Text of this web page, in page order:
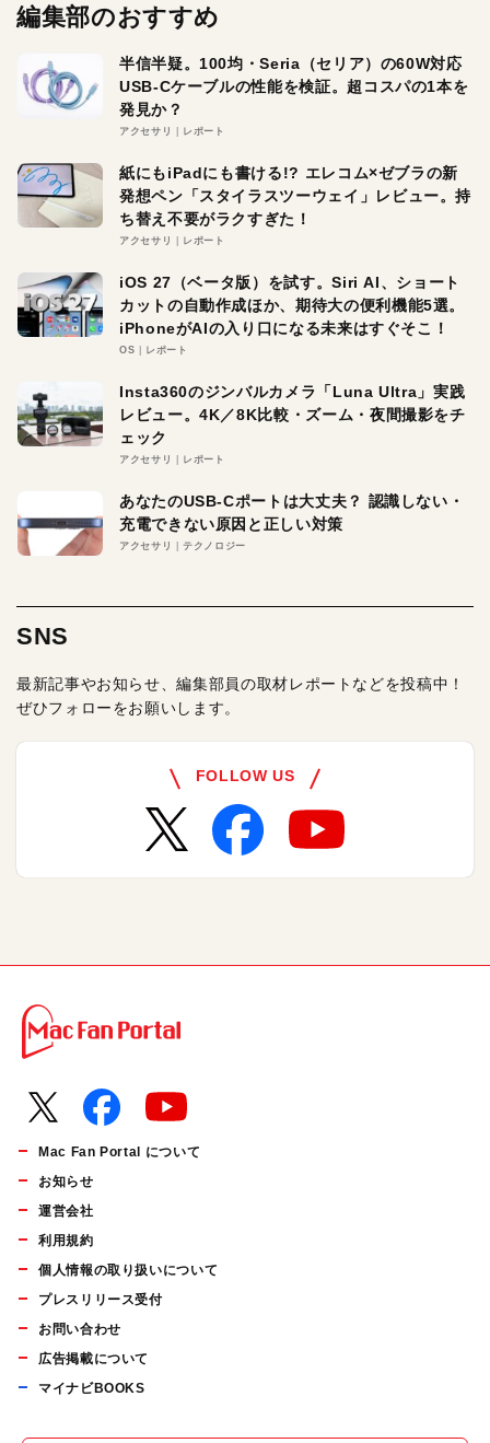
編集部のおすすめ
半信半疑。100均・Seria（セリア）の60W対応
USB-Cケーブルの性能を検証。超コスパの1本を
発見か？
アクセサリ レポート
紙にもiPadにも書ける!? エレコム×ゼブラの新
発想ペン「スタイラスツーウェイ」レビュー。持
ち替え不要がラクすぎた！
アクセサリ レポート
iOS 27（ベータ版）を試す。Siri AI、ショート
カットの自動作成ほか、期待大の便利機能5選。
iPhoneがAIの入り口になる未来はすぐそこ！
OS レポート
Insta360のジンバルカメラ「Luna Ultra」実践
レビュー。4K／8K比較・ズーム・夜間撮影をチ
ェック
アクセサリ レポート
あなたのUSB-Cポートは大丈夫？ 認識しない・
充電できない原因と正しい対策
アクセサリ テクノロジー
SNS
最新記事やお知らせ、編集部員の取材レポートなどを投稿中！
ぜひフォローをお願いします。
FOLLOW US
Mac Fan Portal について
お知らせ
運営会社
利用規約
個人情報の取り扱いについて
プレスリリース受付
お問い合わせ
広告掲載について
マイナビBOOKS